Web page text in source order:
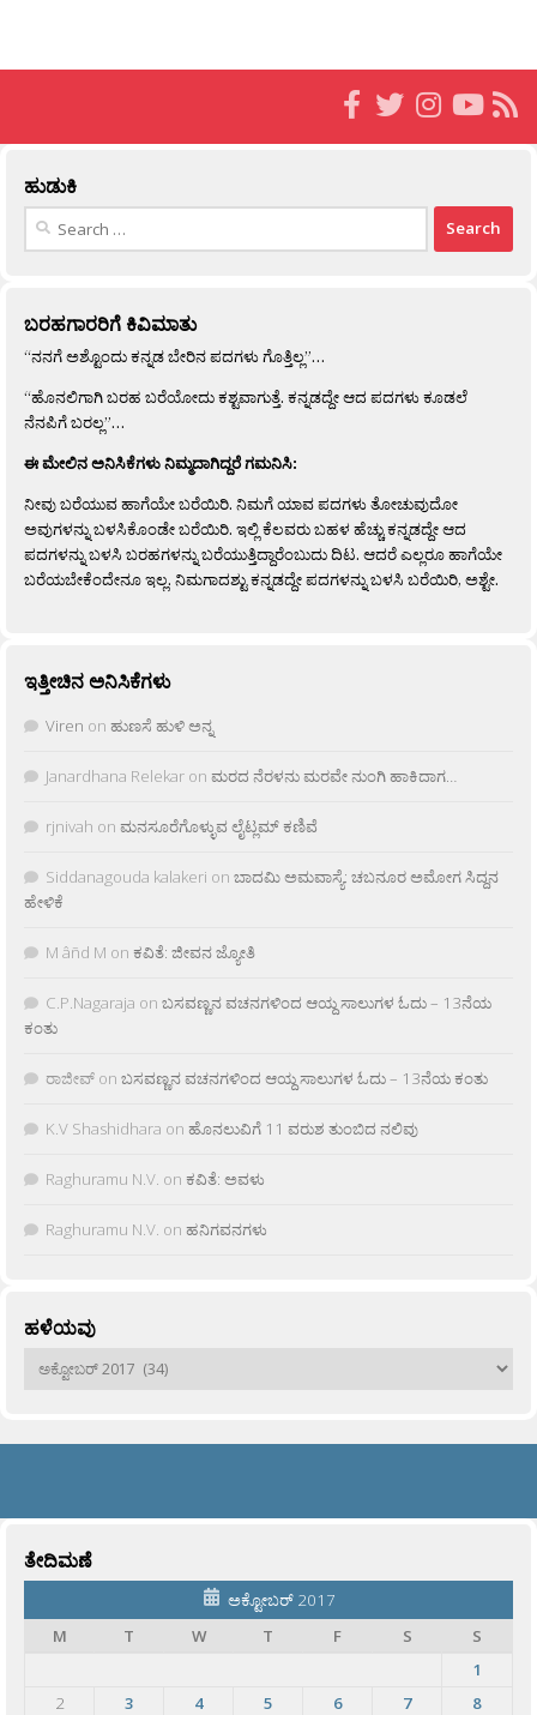
ಹುಡುಕಿ
Search
ಬರಹಗಾರರಿಗೆ ಕಿವಿಮಾತು
“ನನಗೆ ಅಶ್ಟೊಂದು ಕನ್ನಡ ಬೇರಿನ ಪದಗಳು ಗೊತ್ತಿಲ್ಲ”…
“ಹೊನಲಿಗಾಗಿ ಬರಹ ಬರೆಯೋದು ಕಶ್ಟವಾಗುತ್ತೆ. ಕನ್ನಡದ್ದೇ ಆದ ಪದಗಳು ಕೂಡಲೆ
ನೆನಪಿಗೆ ಬರಲ್ಲ”…
ಈ ಮೇಲಿನ ಅನಿಸಿಕೆಗಳು ನಿಮ್ಮದಾಗಿದ್ದರೆ ಗಮನಿಸಿ:
ನೀವು ಬರೆಯುವ ಹಾಗೆಯೇ ಬರೆಯಿರಿ. ನಿಮಗೆ ಯಾವ ಪದಗಳು ತೋಚುವುದೋ
ಅವುಗಳನ್ನು ಬಳಸಿಕೊಂಡೇ ಬರೆಯಿರಿ. ಇಲ್ಲಿ ಕೆಲವರು ಬಹಳ ಹೆಚ್ಚು ಕನ್ನಡದ್ದೇ ಆದ
ಪದಗಳನ್ನು ಬಳಸಿ ಬರಹಗಳನ್ನು ಬರೆಯುತ್ತಿದ್ದಾರೆಂಬುದು ದಿಟ. ಆದರೆ ಎಲ್ಲರೂ ಹಾಗೆಯೇ
ಬರೆಯಬೇಕೆಂದೇನೂ ಇಲ್ಲ. ನಿಮಗಾದಶ್ಟು ಕನ್ನಡದ್ದೇ ಪದಗಳನ್ನು ಬಳಸಿ ಬರೆಯಿರಿ, ಅಶ್ಟೇ.
ಇತ್ತೀಚಿನ ಅನಿಸಿಕೆಗಳು
Viren on ಹುಣಸೆ ಹುಳಿ ಅನ್ನ
Janardhana Relekar on ಮರದ ನೆರಳನು ಮರವೇ ನುಂಗಿ ಹಾಕಿದಾಗ…
rjnivah on ಮನಸೂರೆಗೊಳ್ಳುವ ಲೈಟ್ಲಮ್ ಕಣಿವೆ
Siddanagouda kalakeri on ಬಾದಮಿ ಅಮವಾಸ್ಯೆ: ಚಬನೂರ ಅಮೋಗ ಸಿದ್ದನ
ಹೇಳಿಕೆ
M âñd M on ಕವಿತೆ: ಜೀವನ ಜ್ಯೋತಿ
C.P.Nagaraja on ಬಸವಣ್ಣನ ವಚನಗಳಿಂದ ಆಯ್ದ ಸಾಲುಗಳ ಓದು – 13ನೆಯ
ಕಂತು
ರಾಜೀವ್ on ಬಸವಣ್ಣನ ವಚನಗಳಿಂದ ಆಯ್ದ ಸಾಲುಗಳ ಓದು – 13ನೆಯ ಕಂತು
K.V Shashidhara on ಹೊನಲುವಿಗೆ 11 ವರುಶ ತುಂಬಿದ ನಲಿವು
Raghuramu N.V. on ಕವಿತೆ: ಅವಳು
Raghuramu N.V. on ಹನಿಗವನಗಳು
ಹಳೆಯವು
ಹಳೆಯವು
ತೇದಿಮಣೆ
ಅಕ್ಟೋಬರ್ 2017
M
T W T F S
S
1
2
3 4 5 6 7
8